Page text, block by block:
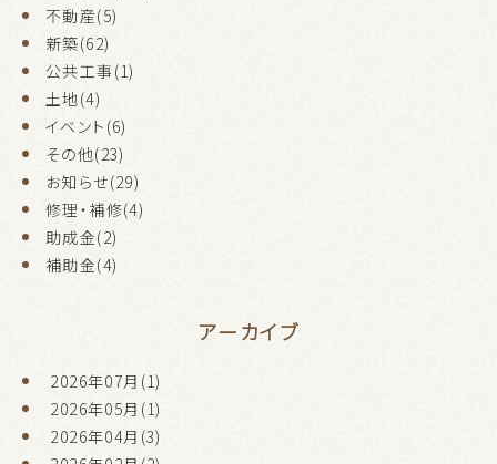
不動産(5)
新築(62)
公共工事(1)
土地(4)
イベント(6)
その他(23)
お知らせ(29)
修理・補修(4)
助成金(2)
補助金(4)
アーカイブ
2026年07月(1)
2026年05月(1)
2026年04月(3)